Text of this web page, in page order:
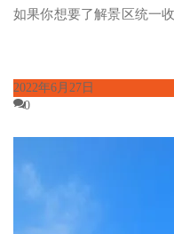
如果你想要了解景区统一
2022年6月27日
0